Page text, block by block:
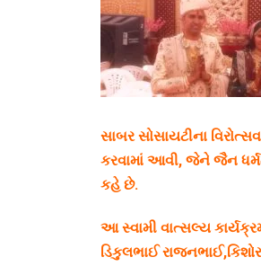
સાબર સોસાયટીના
કરવામાં આવી, જેને જૈન
કહે છે.
આ સ્વામી વાત્સલ્ય
ડિકુલભાઈ